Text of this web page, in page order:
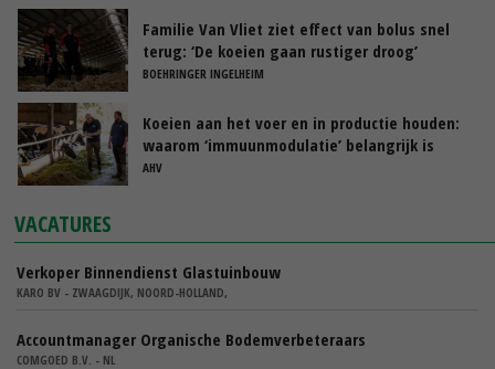
Familie Van Vliet ziet effect van bolus snel
terug: ‘De koeien gaan rustiger droog’
BOEHRINGER INGELHEIM
Koeien aan het voer en in productie houden:
waarom ‘immuunmodulatie’ belangrijk is
tijdens de transitieperiode
AHV
VACATURES
Verkoper Binnendienst Glastuinbouw
KARO BV - ZWAAGDIJK, NOORD-HOLLAND,
Accountmanager Organische Bodemverbeteraars
COMGOED B.V. - NL